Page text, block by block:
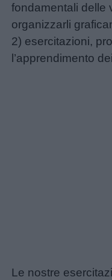
fondamentali delle
organizzarli
2) esercitazioni,
l’apprendimento
Le nostre